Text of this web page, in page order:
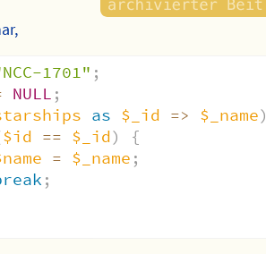
1701" ;
NULL ;
as $_id => $_name
$id == $_id)
{
= $_name ;
;